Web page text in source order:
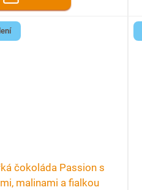
čokoláda Passion s
malinami a fialkou